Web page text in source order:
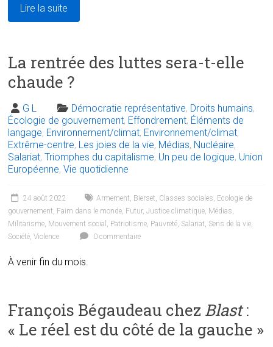
Lire la suite
La rentrée des luttes sera-t-elle
chaude ?
G L Démocratie représentative, Droits humains,
Écologie de gouvernement, Effondrement, Éléments de
langage, Environnement/climat, Environnement/climat,
Extrême-centre, Les joies de la vie, Médias, Nucléaire,
Salariat,Triomphes du capitalisme, Un peu de logique, Union
Européenne,Vie quotidienne
24 août 2022 Armement, Bierset, Classes sociales, Ecologie de
gouvernement, Faim dans le monde, Futur,Justice climatique, Médias,
Militarisme, Mouvement social , Patriotisme, Pauvreté, Salariat, Sens de la vie,
Société,Violence 0 commentaire
À venir fin du mois.
François Bégaudeau chez Blast:
« Le réel est du côté de la gauche »